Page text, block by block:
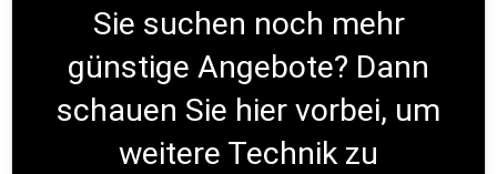
Sie suchen noch mehr
günstige Angebote? Dann
schauen Sie hier vorbei, um
weitere Technik zu